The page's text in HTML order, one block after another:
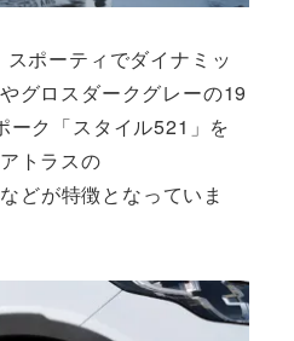
ポーティでダイナミッ
グロスダークグレーの19
ーク「スタイル521」を
トラスの
どが特徴となっていま